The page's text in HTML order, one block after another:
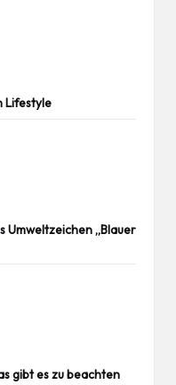
Lifestyle
Umweltzeichen „Blauer
gibt es zu beachten